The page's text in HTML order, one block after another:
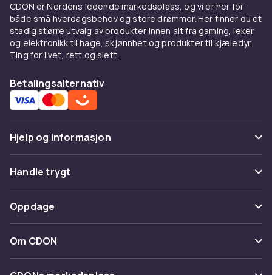
passer til antallet flasker du normalt har
hjemme.
Tips for oppbevaring av vin
forblir fuktig og lufttett. Kjølig (10–15 °C), mørkt
og uten vibrasjoner er ideelle forhold. En
posisjon er det beste valget for den seriøse
vinelskeren.
CDON er Nordens ledende markedsplass, og vi er her for
både små hverdagsbehov og store drømmer. Her finner du et
stadig større utvalg av produkter innen alt fra gaming, leker
og elektronikk til hage, skjønnhet og produkter til kjæledyr.
Ting for livet, rett og slett.
Betalingsalternativ
Hjelp og informasjon
Vanlige spørsmål
Spor pakke
Angre & returner her
Kontakt oss
Handle trygt
Betaling
Levering
Oppdage
Kategorier
Varemerker
Om CDON
Om oss